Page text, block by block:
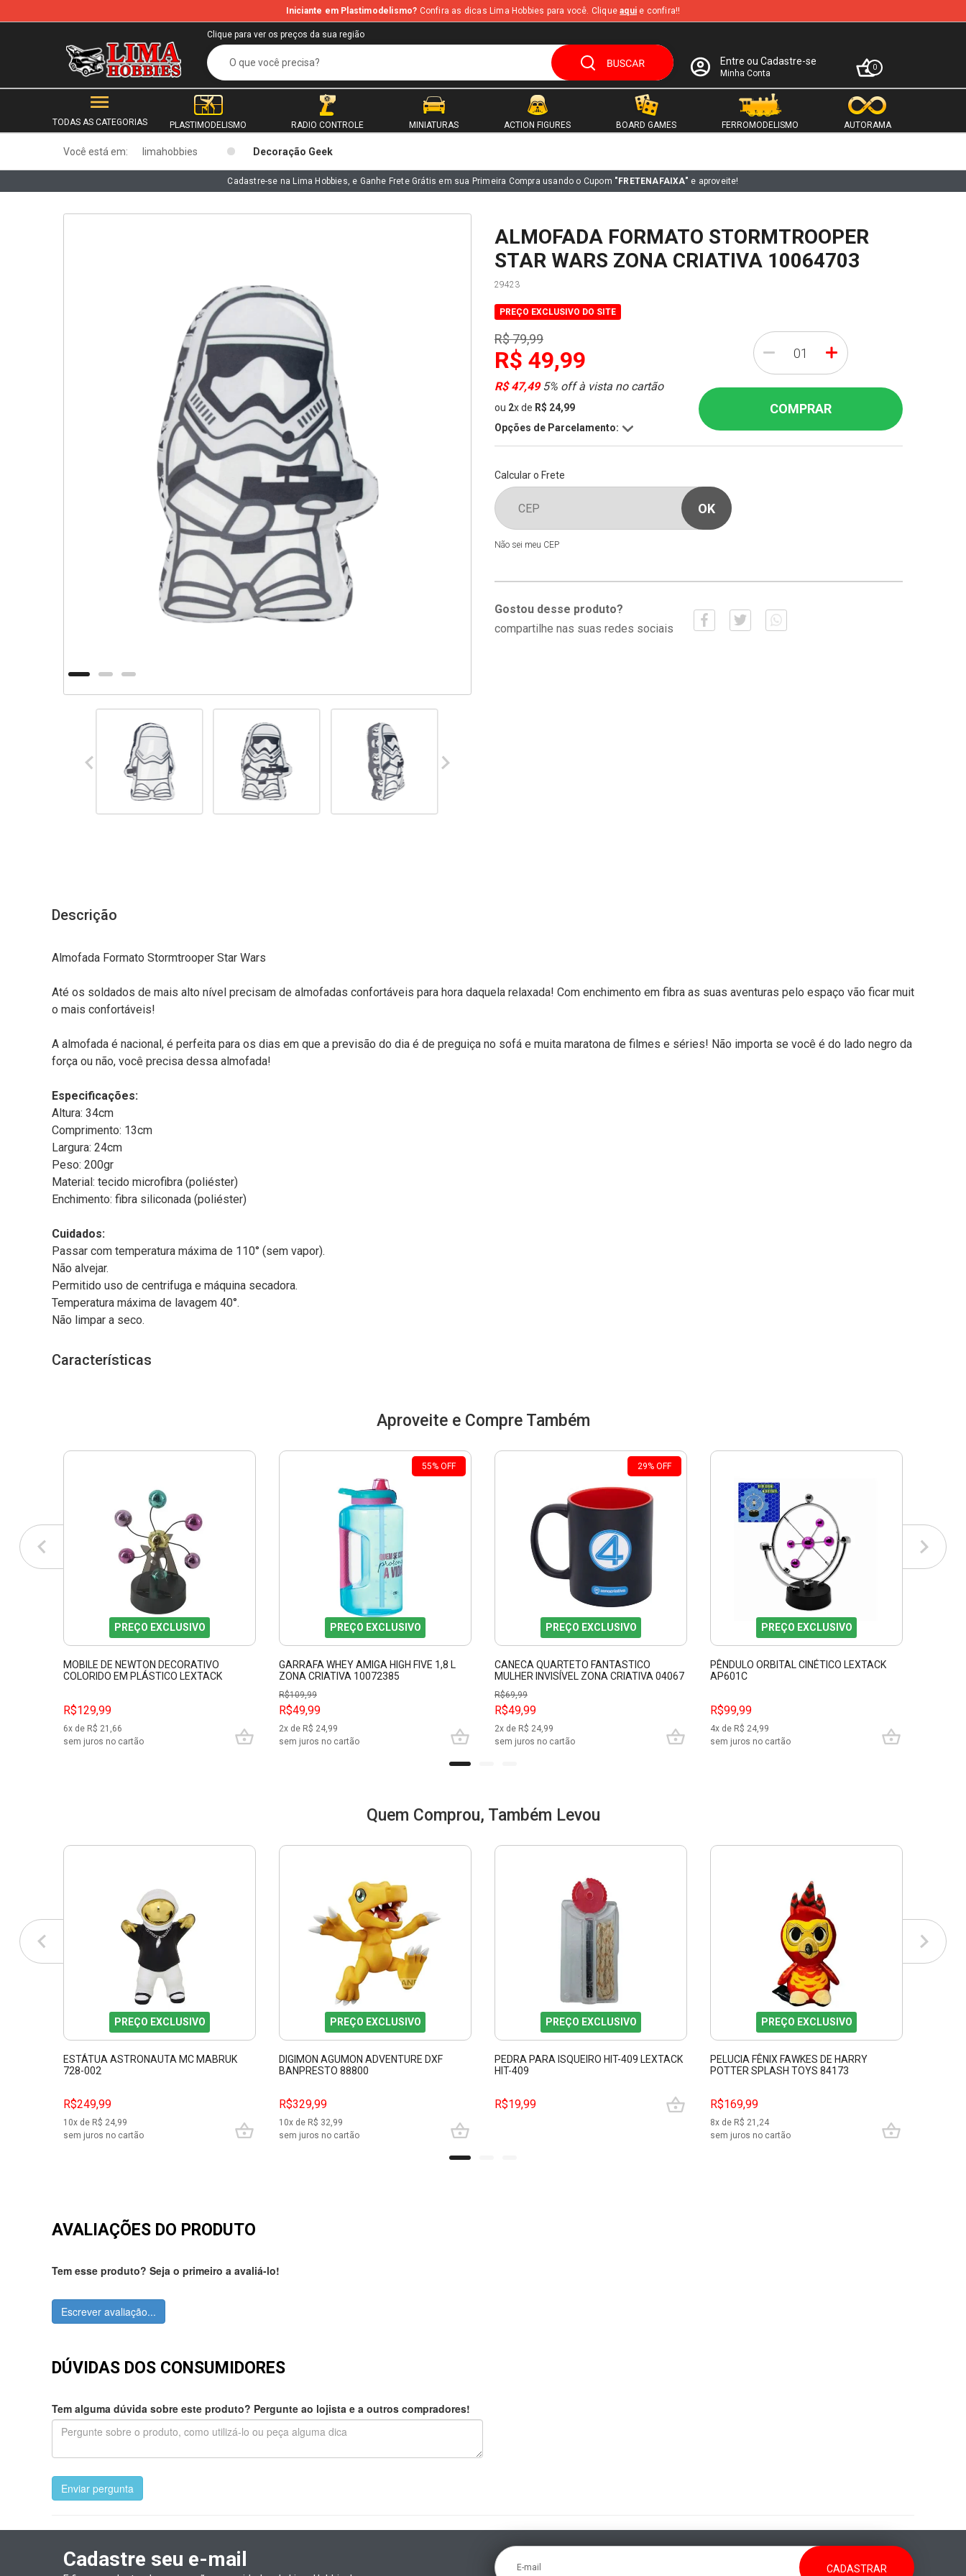
b
Iniciante em Plastimodelismo? Confira as dicas Lima Hobbies para você. Cliqueaqui e confira!!
Clique para ver os preços da sua região
Entre ou Cadastre-se
Minha Conta
0
TODAS AS CATEGORIAS PLASTIMODELISMO RADIO CONTROLE MINIATURAS ACTION FIGURES BOARD GAMES FERROMODELISMO AUTORAMA
Você está em: limahobbies Decoração Geek
Cadastre-se na Lima Hobbies, e Ganhe Frete Grátis em sua Primeira Compra usando o Cupom "FRETENAFAIXA" e aproveite!
ALMOFADA FORMATO STORMTROOPER
STAR WARS ZONA CRIATIVA 10064703
29423
PREÇO EXCLUSIVO DO SITE
R$ 79,99
R$ 49,99
R$ 47,495% off à vista no cartão
ou 2xde R$ 24,99
Opções de Parcelamento:
- +
COMPRAR
Calcular o Frete
Não sei meu CEP
Gostou desse produto?
compartilhe nas suas redes sociais
Descrição
Almofada Formato Stormtrooper Star Wars
Até os soldados de mais alto nível precisam de almofadas confortáveis para hora daquela relaxada! Com enchimento em fibra as suas aventuras pelo espaço vão ficar muit
o mais confortáveis!
A almofada é nacional, é perfeita para os dias em que a previsão do dia é de preguiça no sofá e muita maratona de filmes e séries! Não importa se você é do lado negro da
força ou não, você precisa dessa almofada!
Especificações:
Altura: 34cm
Comprimento: 13cm
Largura: 24cm
Peso: 200gr
Material: tecido microfibra (poliéster)
Enchimento: fibra siliconada (poliéster)
Cuidados:
Passar com temperatura máxima de 110° (sem vapor).
Não alvejar.
Permitido uso de centrifuga e máquina secadora.
Temperatura máxima de lavagem 40°.
Não limpar a seco.
Características
Aproveite e Compre Também
PREÇO EXCLUSIVO
MOBILE DE NEWTON DECORATIVO
COLORIDO EM PLÁSTICO LEXTACK
R$129,99
6x de R$ 21,66
sem juros no cartão
55% OFF
PREÇO EXCLUSIVO
GARRAFA WHEY AMIGA HIGH FIVE 1,8 L
ZONA CRIATIVA 10072385
R$109,99
R$49,99
2x de R$ 24,99
sem juros no cartão
29% OFF
PREÇO EXCLUSIVO
CANECA QUARTETO FANTASTICO
MULHER INVISÍVEL ZONA CRIATIVA 04067
R$69,99
R$49,99
2x de R$ 24,99
sem juros no cartão
PREÇO EXCLUSIVO
PÊNDULO ORBITAL CINÉTICO LEXTACK
AP601C
R$99,99
4x de R$ 24,99
sem juros no cartão
Quem Comprou, Também Levou
PREÇO EXCLUSIVO
ESTÁTUA ASTRONAUTA MC MABRUK
728-002
R$249,99
10x de R$ 24,99
sem juros no cartão
PREÇO EXCLUSIVO
DIGIMON AGUMON ADVENTURE DXF
BANPRESTO 88800
R$329,99
10x de R$ 32,99
sem juros no cartão
PREÇO EXCLUSIVO
PEDRA PARA ISQUEIRO HIT-409 LEXTACK
HIT-409
R$19,99
PREÇO EXCLUSIVO
PELUCIA FÊNIX FAWKES DE HARRY
POTTER SPLASH TOYS 84173
R$169,99
8x de R$ 21,24
sem juros no cartão
AVALIAÇÕES DO PRODUTO
Tem esse produto? Seja o primeiro a avaliá-lo!
Escrever avaliação...
DÚVIDAS DOS CONSUMIDORES
Tem alguma dúvida sobre este produto? Pergunte ao lojista e a outros compradores!
Enviar pergunta
Cadastre seu e-mail E-mail